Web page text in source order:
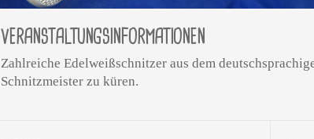
VERANSTALTUNGSINFORMATIONEN
Zahlreiche Edelweißschnitzer aus dem
Schnitzmeister zu küren.